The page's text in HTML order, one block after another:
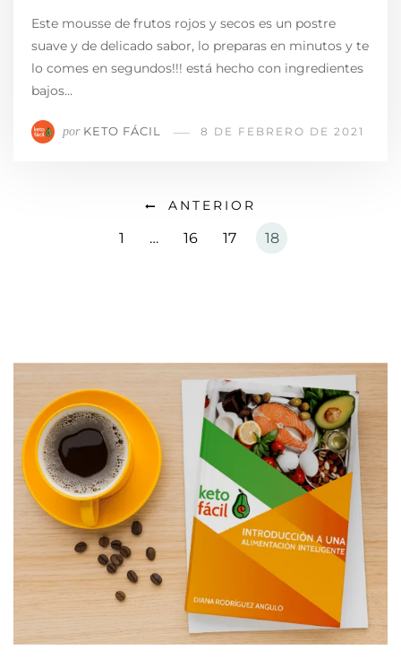
Este mousse de frutos rojos y secos es un postre
suave y de delicado sabor, lo preparas en minutos y te
lo comes en segundos!!! está hecho con ingredientes
bajos…
por KETO FÁCIL 8 DE FEBRERO DE 2021
ANTERIOR
1 … 16 17 18